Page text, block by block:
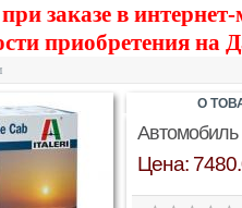
ФИГУРЫ МОДЕЛИ
заказе в
приобретения на
Автомобиль
Цена:
О